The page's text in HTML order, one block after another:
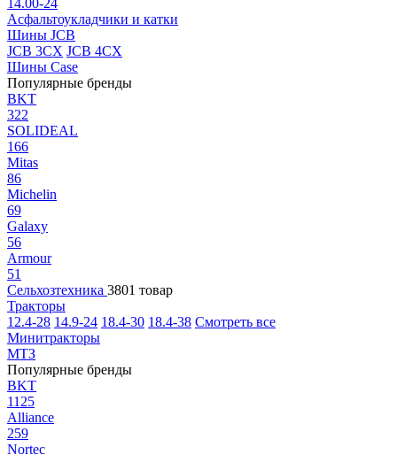
14.00-24
Асфальтоукладчики и катки
Шины JCB
JCB 3CX JCB 4CX
Шины Case
Популярные бренды
BKT
322
SOLIDEAL
166
Mitas
86
Michelin
69
Galaxy
56
Armour
51
Сельхозтехника 3801 товар
Тракторы
12.4-28 14.9-24 18.4-30 18.4-38 Смотреть все
Минитракторы
МТЗ
Популярные бренды
BKT
1125
Alliance
259
Nortec